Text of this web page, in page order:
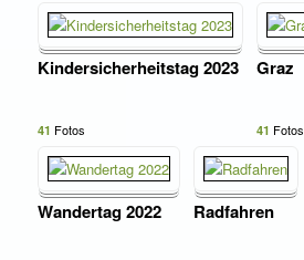
Kindersicherheitstag 2023
41 Fotos
Graz
41 Fotos
Wandertag 2022 Radfahren